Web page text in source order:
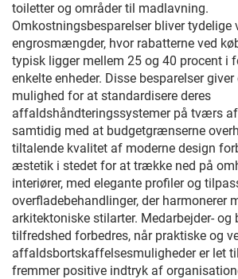
toiletter og områder til madlavning.
Omkostningsbesparelser bliver tydelige
engrosmængder, hvor rabatterne ved
typisk ligger mellem 25 og 40 procent i
enkelte enheder. Disse besparelser
mulighed for at standardisere deres
affaldshåndteringssystemer på tværs
samtidig med at budgetgrænserne
tiltalende kvalitet af moderne design
æstetik i stedet for at trække ned på
interiører, med elegante profiler og
overfladebehandlinger, der harmonerer
arkitektoniske stilarter. Medarbejder- og
tilfredshed forbedres, når praktiske og
affaldsbortskaffelsesmuligheder er let
fremmer positive indtryk af